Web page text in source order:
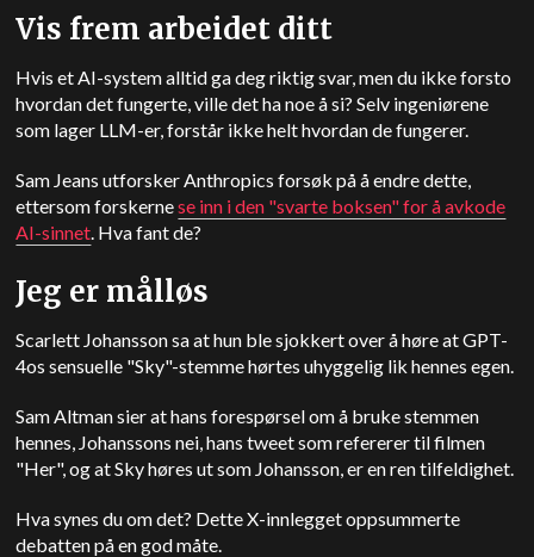
Vis frem arbeidet ditt
Hvis et AI-system alltid ga deg riktig svar, men du ikke forsto
hvordan det fungerte, ville det ha noe å si? Selv ingeniørene
som lager LLM-er, forstår ikke helt hvordan de fungerer.
Sam Jeans utforsker Anthropics forsøk på å endre dette,
ettersom forskernese inn i den "svarte boksen" for å avkode
AI-sinnet. Hva fant de?
Jeg er målløs
Scarlett Johansson sa at hun ble sjokkert over å høre at GPT-
4os sensuelle "Sky"-stemme hørtes uhyggelig lik hennes egen.
Sam Altman sier at hans forespørsel om å bruke stemmen
hennes, Johanssons nei, hans tweet som refererer til filmen
"Her", og at Sky høres ut som Johansson, er en ren tilfeldighet.
Hva synes du om det? Dette X-innlegget oppsummerte
debatten på en god måte.